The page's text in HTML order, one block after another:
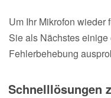
Um Ihr Mikrofon wieder
Sie als Nächstes
Fehlerbehebung
Schnelllösungen